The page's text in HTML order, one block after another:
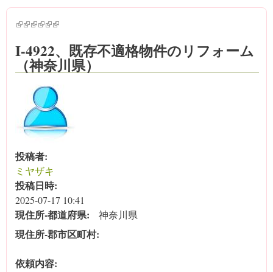
(link is external)
(link is external)
(link is external)
(link is external)
(link is external)
(link is external)
I-4922、既存不適格物件のリフォーム
（神奈川県）
投稿者:
ミヤザキ
投稿日時:
2025-07-17 10:41
現住所‐都道府県: 神奈川県
現住所‐郡市区町村:
依頼内容: